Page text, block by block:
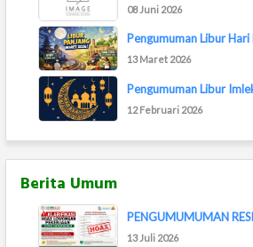
08 Juni 2026
13 Maret 2026
12 Februari 2026
Berita Umum
13 Juli 2026